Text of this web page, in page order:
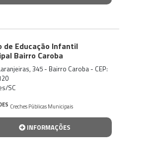
de Educação Infantil
Bairro Caroba
345 - Bairro Caroba - CEP:
SC
Creches Públicas Municipais
INFORMAÇÕES